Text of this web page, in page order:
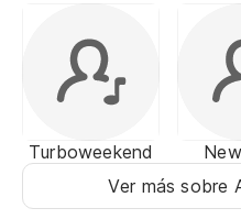
Turboweekend
Ver más sobre